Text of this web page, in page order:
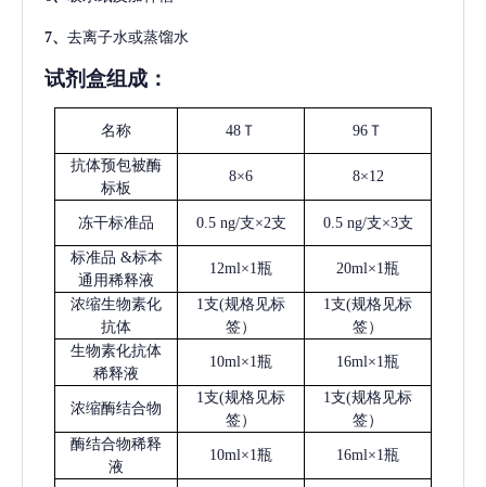
7、 去离子水或蒸馏水
试剂盒组成：
名称 48Ｔ 96Ｔ
抗体预包被酶
标板
8×6 8×12
冻干标准品 0.5 ng/支×2支 0.5 ng/支×3支
标准品 &标本
通用稀释液
12ml×1瓶 20ml×1瓶
浓缩生物素化
抗体
1支(规格见标
签）
1支(规格见标
签）
生物素化抗体
稀释液
10ml×1瓶 16ml×1瓶
浓缩酶结合物
1支(规格见标
签）
1支(规格见标
签）
酶结合物稀释
液
10ml×1瓶 16ml×1瓶